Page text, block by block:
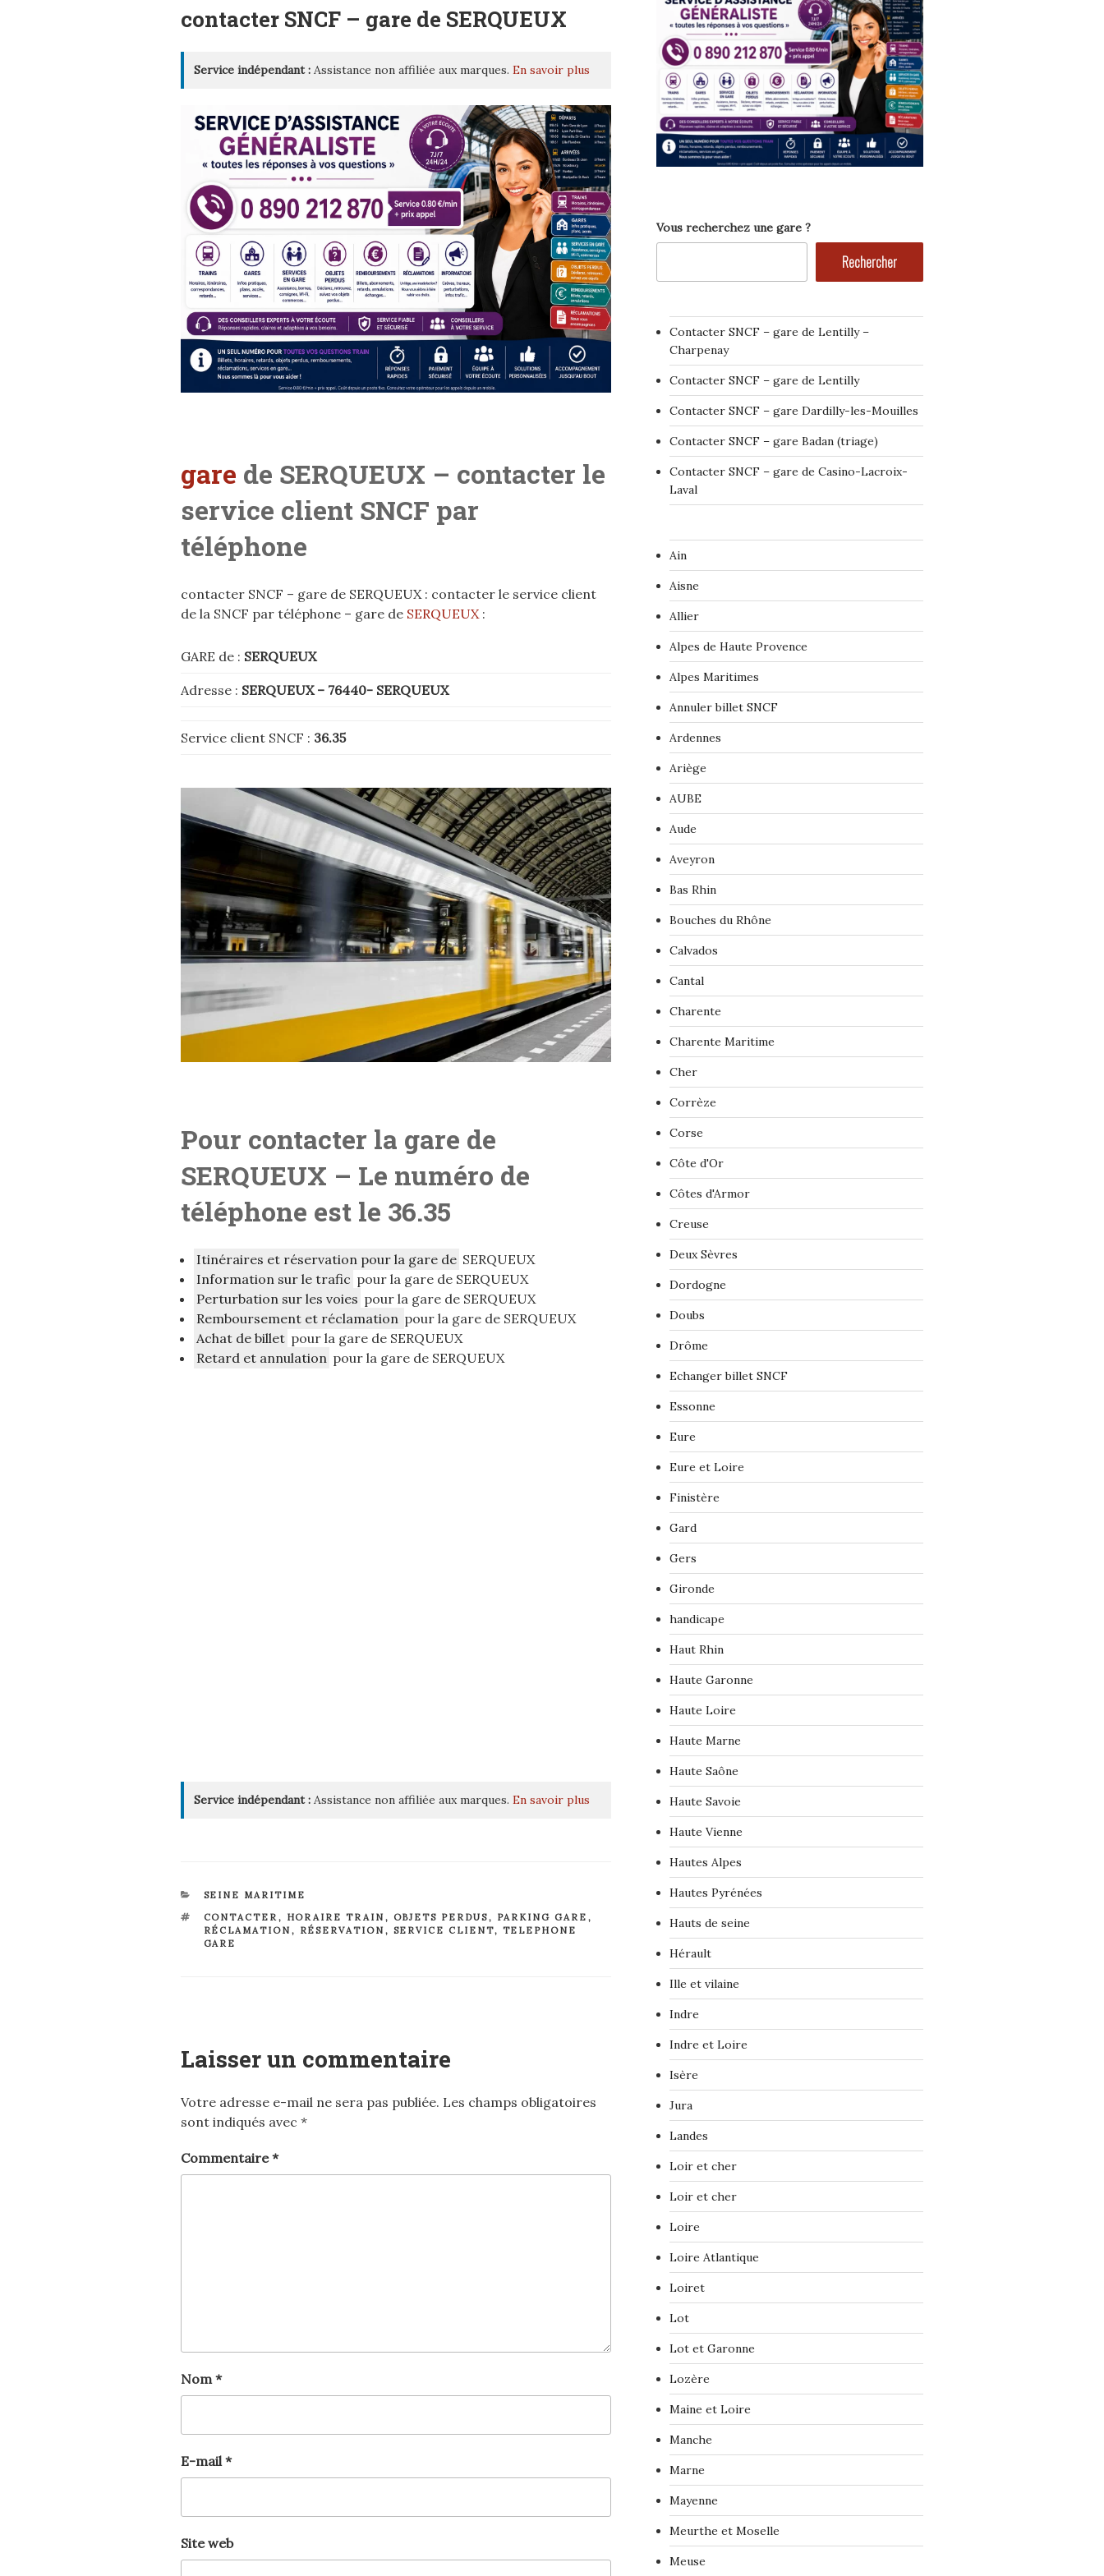
contacter SNCF – gare de SERQUEUX
Service indépendant : Assistance non affiliée aux marques. En savoir plus
gare de SERQUEUX – contacter le
service client SNCF par
téléphone
contacter SNCF – gare de SERQUEUX : contacter le service client
de la SNCF par téléphone – gare de SERQUEUX :
GARE de : SERQUEUX
Adresse : SERQUEUX– 76440- SERQUEUX
Service client SNCF : 36.35
Pour contacter la gare de
SERQUEUX – Le numéro de
téléphone est le 36.35
Itinéraires et réservation pour la gare de SERQUEUX
Information sur le trafic pour la gare de SERQUEUX
Perturbation sur les voies pour la gare de SERQUEUX
Remboursement et réclamation pour la gare de SERQUEUX
Achat de billet pour la gare de SERQUEUX
Retard et annulation pour la gare de SERQUEUX
Service indépendant : Assistance non affiliée aux marques. En savoir plus
CATÉGORIES
SEINE MARITIME
ÉTIQUETTES
CONTACTER, HORAIRE TRAIN , OBJETS PERDUS, PARKING GARE ,
RÉCLAMATION , RÉSERVATION , SERVICE CLIENT, TELEPHONE
GARE
Laisser un commentaire
Votre adresse e-mail ne sera pas publiée. Les champs obligatoires
sont indiqués avec *
Commentaire*
Nom *
E-mail*
Site web
Vous recherchez une gare ?
Rechercher
Contacter SNCF – gare de Lentilly –
Charpenay
Contacter SNCF – gare de Lentilly
Contacter SNCF – gare Dardilly-les-Mouilles
Contacter SNCF – gare Badan (triage)
Contacter SNCF – gare de Casino-Lacroix-
Laval
Ain
Aisne
Allier
Alpes de Haute Provence
Alpes Maritimes
Annuler billet SNCF
Ardennes
Ariège
AUBE
Aude
Aveyron
Bas Rhin
Bouches du Rhône
Calvados
Cantal
Charente
Charente Maritime
Cher
Corrèze
Corse
Côte d'Or
Côtes d'Armor
Creuse
Deux Sèvres
Dordogne
Doubs
Drôme
Echanger billet SNCF
Essonne
Eure
Eure et Loire
Finistère
Gard
Gers
Gironde
handicape
Haut Rhin
Haute Garonne
Haute Loire
Haute Marne
Haute Saône
Haute Savoie
Haute Vienne
Hautes Alpes
Hautes Pyrénées
Hauts de seine
Hérault
Ille et vilaine
Indre
Indre et Loire
Isère
Jura
Landes
Loir et cher
Loir et cher
Loire
Loire Atlantique
Loiret
Lot
Lot et Garonne
Lozère
Maine et Loire
Manche
Marne
Mayenne
Meurthe et Moselle
Meuse